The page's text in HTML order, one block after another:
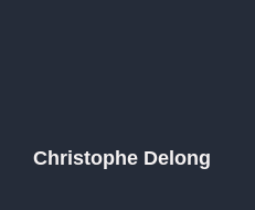
Christophe Delong